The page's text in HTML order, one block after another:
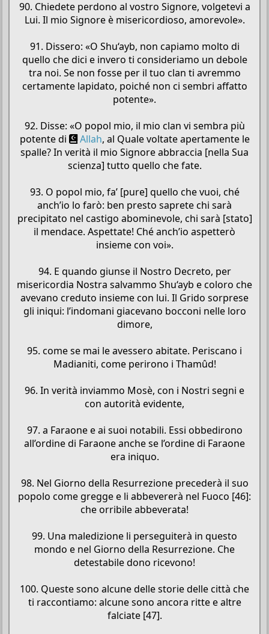
90. Chiedete perdono al vostro Signore, volgetevi a
Lui. Il mio Signore è misericordioso, amorevole».
91. Dissero: «O Shu‘ayb, non capiamo molto di
quello che dici e invero ti consideriamo un debole
tra noi. Se non fosse per il tuo clan ti avremmo
certamente lapidato, poiché non ci sembri affatto
potente».
92. Disse: «O popol mio, il mio clan vi sembra più
potente di
Allah, al Quale voltate apertamente le
spalle? In verità il mio Signore abbraccia [nella Sua
scienza] tutto quello che fate.
93. O popol mio, fa’ [pure] quello che vuoi, ché
anch’io lo farò: ben presto saprete chi sarà
precipitato nel castigo abominevole, chi sarà [stato]
il mendace. Aspettate! Ché anch’io aspetterò
insieme con voi».
94. E quando giunse il Nostro Decreto, per
misericordia Nostra salvammo Shu‘ayb e coloro che
avevano creduto insieme con lui. Il Grido sorprese
gli iniqui: l’indomani giacevano bocconi nelle loro
dimore,
95. come se mai le avessero abitate. Periscano i
Madianiti, come perirono i Thamûd!
96. In verità inviammo Mosè, con i Nostri segni e
con autorità evidente,
97. a Faraone e ai suoi notabili. Essi obbedirono
all’ordine di Faraone anche se l’ordine di Faraone
era iniquo.
98. Nel Giorno della Resurrezione precederà il suo
popolo come gregge e li abbevererà nel Fuoco [46]:
che orribile abbeverata!
99. Una maledizione li perseguiterà in questo
mondo e nel Giorno della Resurrezione. Che
detestabile dono ricevono!
100. Queste sono alcune delle storie delle città che
ti raccontiamo: alcune sono ancora ritte e altre
falciate [47].